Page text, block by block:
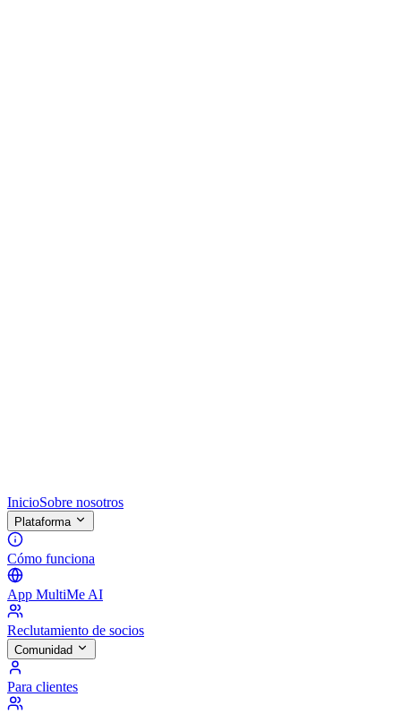
InicioSobre nosotros
Plataforma
Cómo funciona
App MultiMe AI
Reclutamiento de socios
Comunidad
Para clientes